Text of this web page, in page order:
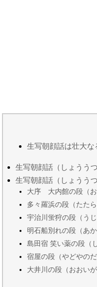
生写朝顔話は壮大
生写朝顔話（しょうう
生写朝顔話（しょうう
大序 大内館の段（お
多々羅浜の段（たたら
宇治川蛍狩の段（う
明石船別れの段（あ
島田宿 笑い薬の段（
宿屋の段（やどやのだ
大井川の段（おおいが